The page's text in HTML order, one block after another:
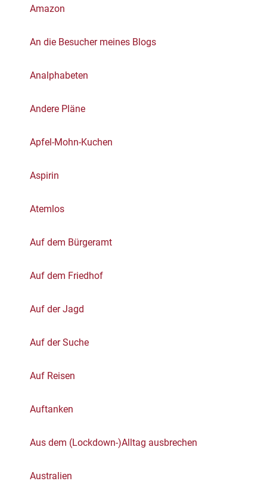
Amazon
An die Besucher meines Blogs
Analphabeten
Andere Pläne
Apfel-Mohn-Kuchen
Aspirin
Atemlos
Auf dem Bürgeramt
Auf dem Friedhof
Auf der Jagd
Auf der Suche
Auf Reisen
Auftanken
Aus dem (Lockdown-)Alltag ausbrechen
Australien